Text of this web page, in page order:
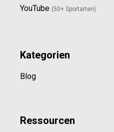
YouTube (50+ Sportarten)
Kategorien
Blog
Ressourcen